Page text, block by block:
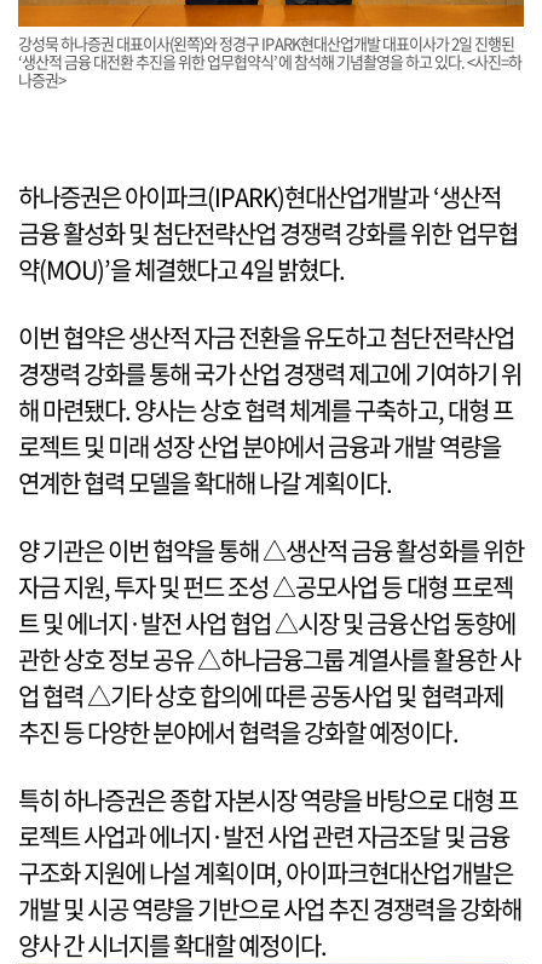
강성묵 하나증권 대표이사(왼쪽)와 정경구 IPARK현대산업개발 대표이사가 2일 진행된
‘생산적 금융 대전환 추진을 위한 업무협약식’에 참석해 기념촬영을 하고 있다. <사진=하
나증권>
하나증권은 아이파크(IPARK)현대산업개발과 ‘생산적
금융 활성화 및 첨단전략산업 경쟁력 강화를 위한 업무협
약(MOU)’을 체결했다고 4일 밝혔다.
이번 협약은 생산적 자금 전환을 유도하고 첨단전략산업
경쟁력 강화를 통해 국가 산업 경쟁력 제고에 기여하기 위
해 마련됐다. 양사는 상호 협력 체계를 구축하고, 대형 프
로젝트 및 미래 성장 산업 분야에서 금융과 개발 역량을
연계한 협력 모델을 확대해 나갈 계획이다.
양 기관은 이번 협약을 통해 △생산적 금융 활성화를 위한
자금 지원, 투자 및 펀드 조성 △공모사업 등 대형 프로젝
트 및 에너지·발전 사업 협업 △시장 및 금융산업 동향에
관한 상호 정보 공유 △하나금융그룹 계열사를 활용한 사
업 협력 △기타 상호 합의에 따른 공동사업 및 협력과제
추진 등 다양한 분야에서 협력을 강화할 예정이다.
특히 하나증권은 종합 자본시장 역량을 바탕으로 대형 프
로젝트 사업과 에너지·발전 사업 관련 자금조달 및 금융
구조화 지원에 나설 계획이며, 아이파크현대산업개발은
개발 및 시공 역량을 기반으로 사업 추진 경쟁력을 강화해
양사 간 시너지를 확대할 예정이다.